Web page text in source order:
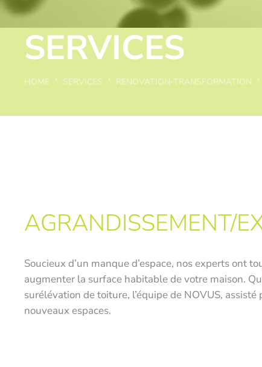
SERVICES
HOME SERVICES RENOVATION-TRANSFORMATION
AGRANDISSEMENT/
Soucieux d’un manque d’espace, nos experts ont
augmenter la surface habitable de votre maison.
surélévation de toiture, l’équipe de NOVUS,
nouveaux espaces.